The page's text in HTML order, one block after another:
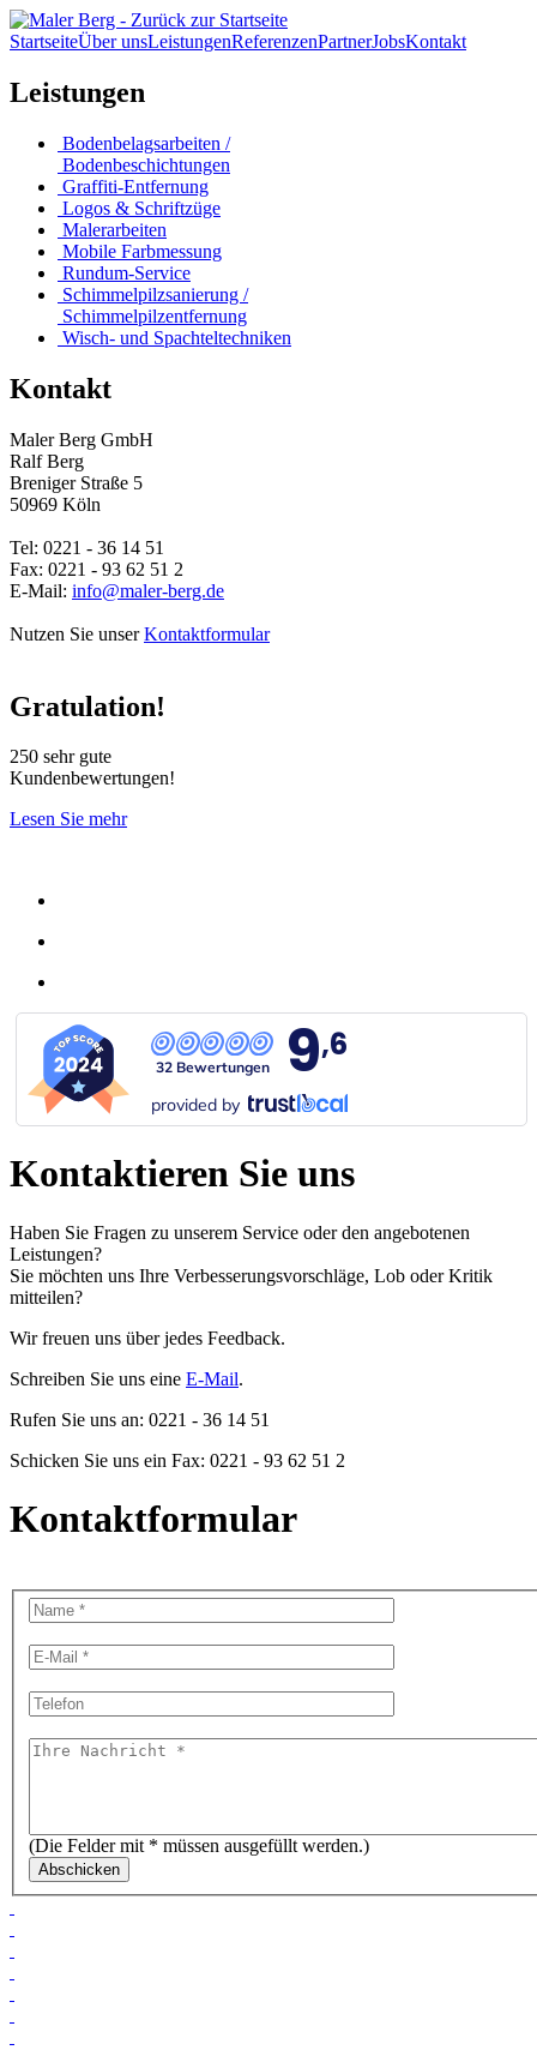
StartseiteÜber unsLeistungenReferenzenPartnerJobsKontakt
Leistungen
Bodenbelagsarbeiten /
Bodenbeschichtungen
Graffiti-Entfernung
Logos & Schriftzüge
Malerarbeiten
Mobile Farbmessung
Rundum-Service
Schimmelpilzsanierung /
Schimmelpilzentfernung
Wisch- und Spachteltechniken
Kontakt
Maler Berg GmbH
Ralf Berg
Breniger Straße 5
50969 Köln
Tel: 0221 - 36 14 51
Fax: 0221 - 93 62 51 2
E-Mail: info@maler-berg.de
Nutzen Sie unserKontaktformular
Gratulation!
250 sehr gute
Kundenbewertungen!
Lesen Sie mehr
32 Bewertungen 9,6
provided by
Kontaktieren Sie uns
Haben Sie Fragen zu unserem Service oder den angebotenen
Leistungen?
Sie möchten uns Ihre Verbesserungsvorschläge, Lob oder Kritik
mitteilen?
Wir freuen uns über jedes Feedback.
Schreiben Sie uns eine E-Mail.
Rufen Sie uns an: 0221 - 36 14 51
Schicken Sie uns ein Fax: 0221 - 93 62 51 2
Kontaktformular
(Die Felder mit * müssen ausgefüllt werden.)